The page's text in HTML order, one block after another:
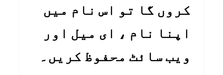
کروں گا تو اس نام میں
اپنا نام ، ای میل اور
ویب سائٹ محفوظ کریں۔